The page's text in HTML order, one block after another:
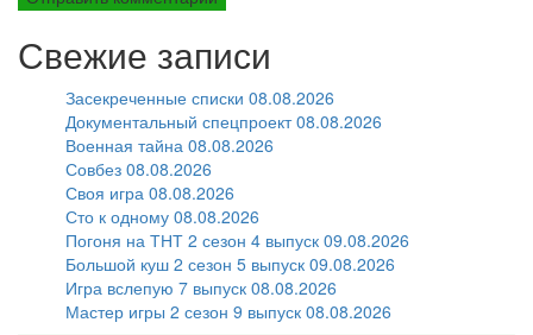
Свежие записи
Засекреченные списки 08.08.2026
Документальный спецпроект 08.08.2026
Военная тайна 08.08.2026
Совбез 08.08.2026
Своя игра 08.08.2026
Сто к одному 08.08.2026
Погоня на ТНТ 2 сезон 4 выпуск 09.08.2026
Большой куш 2 сезон 5 выпуск 09.08.2026
Игра вслепую 7 выпуск 08.08.2026
Мастер игры 2 сезон 9 выпуск 08.08.2026